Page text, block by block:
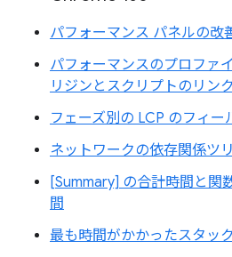
パフォーマンス パネルの改
パフォーマンスのプロファ
リジンとスクリプトのリンク
フェーズ別の LCP のフィー
ネットワークの依存関係ツ
[Summary] の合計時間と関
間
最も時間がかかったスタッ